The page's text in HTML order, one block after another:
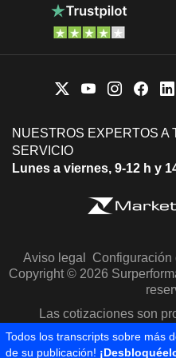
NUESTROS EXPERTOS A
SERVICIO
Lunes a viernes, 9-12 h y
Aviso legal Configuración
Copyright © 2026
Las cotizaciones son
Morningstar
Todos los transcripts sobre más
de su publicación!